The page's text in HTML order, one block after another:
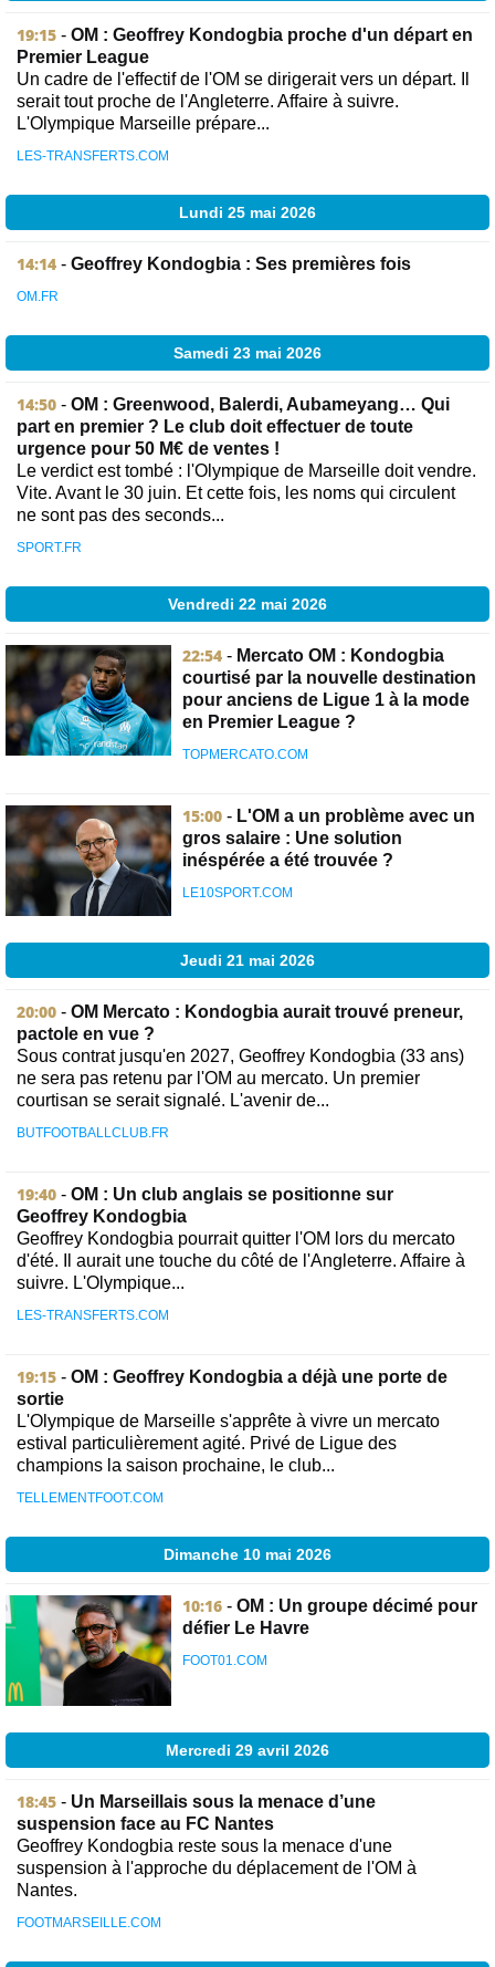
19:15 - OM : Geoffrey Kondogbia proche d'un départ en
Premier League
Un cadre de l'effectif de l'OM se dirigerait vers un départ. Il
serait tout proche de l'Angleterre. Affaire à suivre.
L'Olympique Marseille prépare...
LES-TRANSFERTS.COM
Lundi 25 mai 2026
14:14 - Geoffrey Kondogbia : Ses premières fois
OM.FR
Samedi 23 mai 2026
14:50 - OM : Greenwood, Balerdi, Aubameyang… Qui
part en premier ? Le club doit effectuer de toute
urgence pour 50 M€ de ventes !
Le verdict est tombé : l'Olympique de Marseille doit vendre.
Vite. Avant le 30 juin. Et cette fois, les noms qui circulent
ne sont pas des seconds...
SPORT.FR
Vendredi 22 mai 2026
22:54 - Mercato OM : Kondogbia
courtisé par la nouvelle destination
pour anciens de Ligue 1 à la mode
en Premier League ?
TOPMERCATO.COM
15:00 - L'OM a un problème avec un
gros salaire : Une solution
inéspérée a été trouvée ?
LE10SPORT.COM
Jeudi 21 mai 2026
20:00 - OM Mercato : Kondogbia aurait trouvé preneur,
pactole en vue ?
Sous contrat jusqu'en 2027, Geoffrey Kondogbia (33 ans)
ne sera pas retenu par l'OM au mercato. Un premier
courtisan se serait signalé. L'avenir de...
BUTFOOTBALLCLUB.FR
19:40 - OM : Un club anglais se positionne sur
Geoffrey Kondogbia
Geoffrey Kondogbia pourrait quitter l'OM lors du mercato
d'été. Il aurait une touche du côté de l'Angleterre. Affaire à
suivre. L'Olympique...
LES-TRANSFERTS.COM
19:15 - OM : Geoffrey Kondogbia a déjà une porte de
sortie
L'Olympique de Marseille s'apprête à vivre un mercato
estival particulièrement agité. Privé de Ligue des
champions la saison prochaine, le club...
TELLEMENTFOOT.COM
Dimanche 10 mai 2026
10:16 - OM : Un groupe décimé pour
défier Le Havre
FOOT01.COM
Mercredi 29 avril 2026
18:45 - Un Marseillais sous la menace d’une
suspension face au FC Nantes
Geoffrey Kondogbia reste sous la menace d'une
suspension à l'approche du déplacement de l'OM à
Nantes.
FOOTMARSEILLE.COM